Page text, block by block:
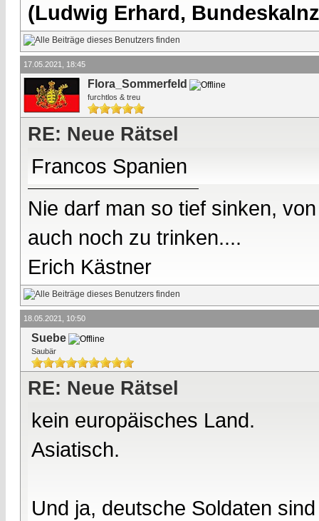
(Ludwig Erhard,
17.05.2021, 18:45
Flora_Sommerfeld
furchtlos & treu
RE: Neue Rätsel
Francos Spanien
Nie darf man so tief sinken,
auch noch zu trinken....
Erich Kästner
18.05.2021, 10:50
Suebe
Saubär
RE: Neue Rätsel
kein europäisches Land.
Asiatisch.
Und ja, deutsche Soldaten